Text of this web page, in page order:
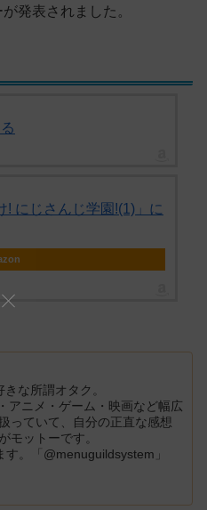
発表されました。
! にじさんじ学園!(1)」に
な所謂オタク。
アニメ・ゲーム・映画など幅広
っていて、自分の正直な感想
モットーです。
す。「@menuguildsystem」